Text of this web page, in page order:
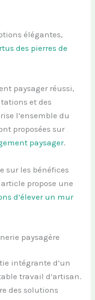
élégantes,
des pierres de
paysager réussi,
et des
l’ensemble du
proposées sur
paysager.
sur les bénéfices
propose une
d’élever un mur
paysagère
intégrante d’un
travail d’artisan.
des solutions